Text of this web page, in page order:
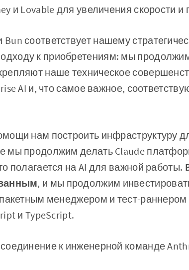
и Lovable для увеличения скорости и
соответствует нашему
к приобретениям: мы
наше техническое
AI и, что самое важное,
нам построить инфраструктуру
мы продолжим делать Claude
полагается на AI для важной работы.
, и мы продолжим
менеджером и тест-
и TypeScript.
к инженерной команде